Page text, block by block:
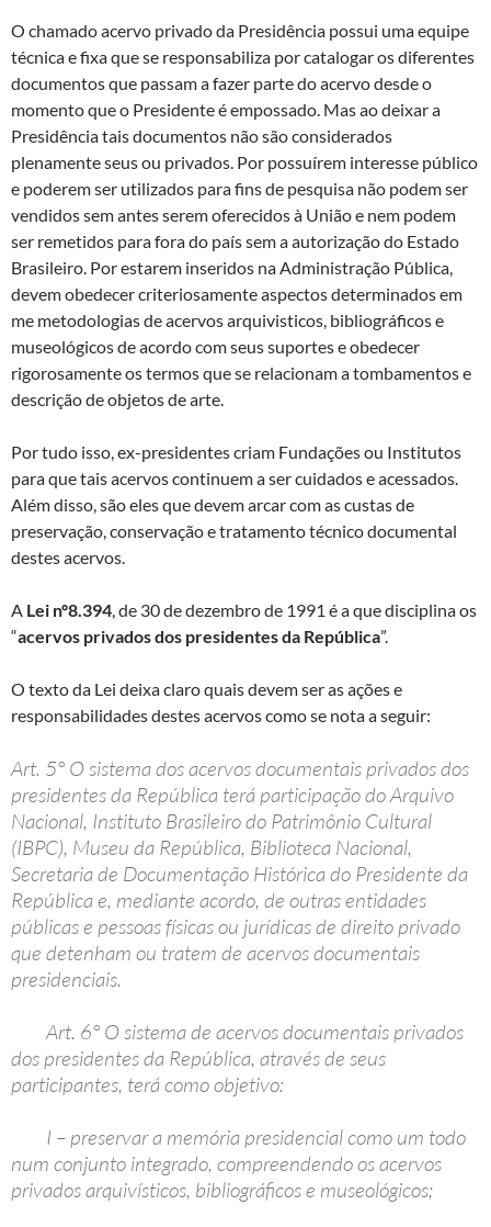
O chamado acervo privado da Presidência possui uma equipe
técnica e fixa que se responsabiliza por catalogar os diferentes
documentos que passam a fazer parte do acervo desde o
momento que o Presidente é empossado. Mas ao deixar a
Presidência tais documentos não são considerados
plenamente seus ou privados. Por possuírem interesse público
e poderem ser utilizados para fins de pesquisa não podem ser
vendidos sem antes serem oferecidos à União e nem podem
ser remetidos para fora do país sem a autorização do Estado
Brasileiro. Por estarem inseridos na Administração Pública,
devem obedecer criteriosamente aspectos determinados em
me metodologias de acervos arquivisticos, bibliográficos e
museológicos de acordo com seus suportes e obedecer
rigorosamente os termos que se relacionam a tombamentos e
descrição de objetos de arte.
Por tudo isso, ex-presidentes criam Fundações ou Institutos
para que tais acervos continuem a ser cuidados e acessados.
Além disso, são eles que devem arcar com as custas de
preservação, conservação e tratamento técnico documental
destes acervos.
A Lei nº8.394, de 30 de dezembro de 1991 é a que disciplina os
“acervos privados dos presidentes da República”.
O texto da Lei deixa claro quais devem ser as ações e
responsabilidades destes acervos como se nota a seguir:
Art. 5° O sistema dos acervos documentais privados dos
presidentes da República terá participação do Arquivo
Nacional, Instituto Brasileiro do Patrimônio Cultural
(IBPC), Museu da República, Biblioteca Nacional,
Secretaria de Documentação Histórica do Presidente da
República e, mediante acordo, de outras entidades
públicas e pessoas físicas ou jurídicas de direito privado
que detenham ou tratem de acervos documentais
presidenciais.
Art. 6° O sistema de acervos documentais privados
dos presidentes da República, através de seus
participantes, terá como objetivo:
I – preservar a memória presidencial como um todo
num conjunto integrado, compreendendo os acervos
privados arquivísticos, bibliográficos e museológicos;